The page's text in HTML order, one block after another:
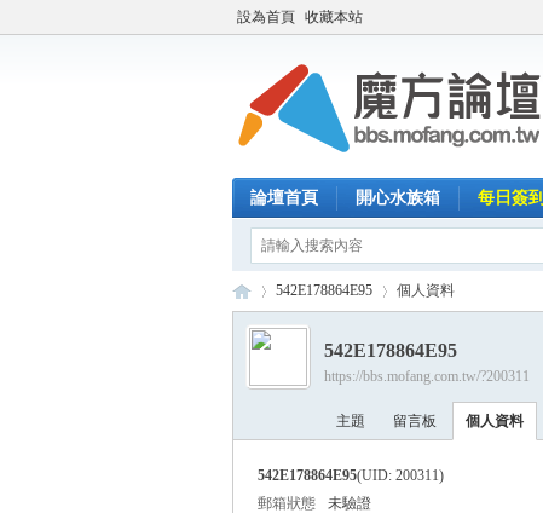
設為首頁 收藏本站
論壇首頁 開心水族箱 每日簽到
›
542E178864E95 個人資料
542E178864E95
https://bbs.mofang.com.tw/?200311
主題 留言板 個人資料
542E178864E95(UID: 200311)
郵箱狀態
未驗證